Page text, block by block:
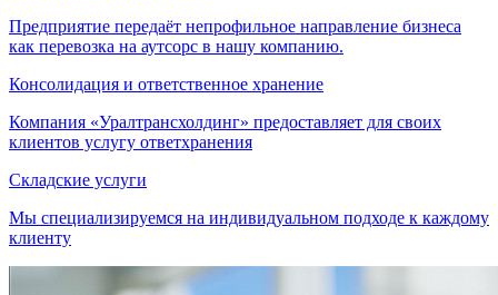
Предприятие передаёт непрофильное направление бизнеса
как перевозка на аутсорс в нашу компанию.
Консолидация и ответственное хранение
Компания «Уралтрансхолдинг» предоставляет для своих
клиентов услугу ответхранения
Складские услуги
Мы специализируемся на индивидуальном подходе к каждому
клиенту